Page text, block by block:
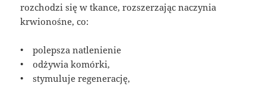
rozchodzi się w tkance, rozszerzając naczynia
krwionośne, co:
• polepsza natlenienie
• odżywia komórki,
• stymuluje regenerację,